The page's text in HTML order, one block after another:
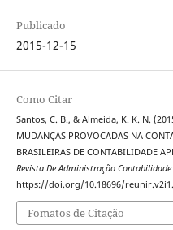
Publicado
2015-12-15
Como Citar
Santos, C. B., & Almeida, K. K. N.
MUDANÇAS PROVOCADAS NA
BRASILEIRAS DE CONTABILIDADE
Revista De Administração
https://doi.org/10.18696/
Fomatos de Citação